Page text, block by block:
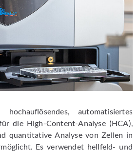
automatisiertes
die High-Content-Analyse (HCA),
quantitative Analyse von Zellen in
Es verwendet hellfeld- und